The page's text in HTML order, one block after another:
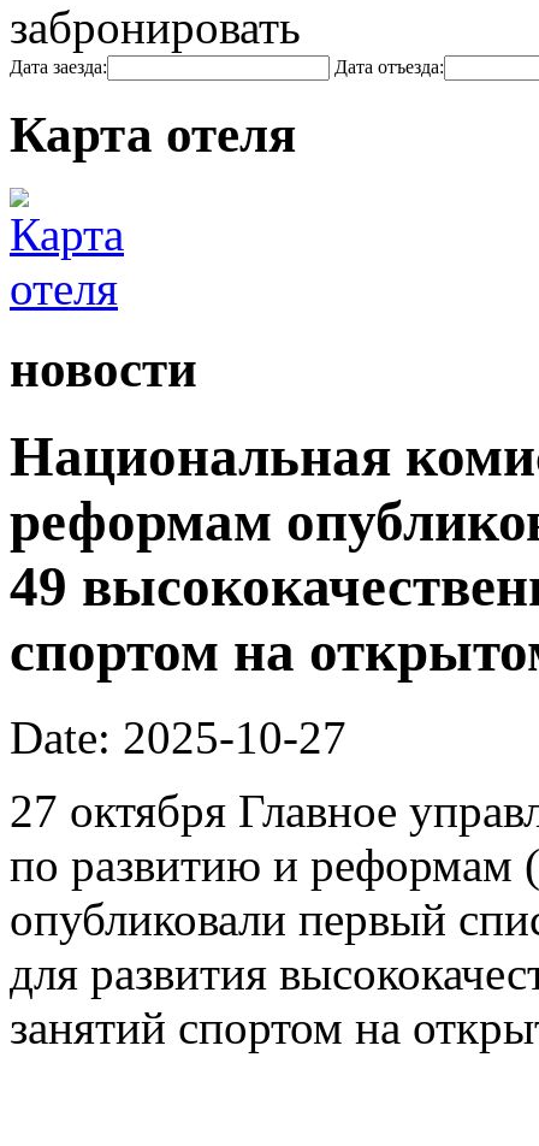
забронировать
Дата заезда: Дата отъезда:
Карта отеля
новости
Национальная
реформам
49
спортом на
Date: 2025-10-27
27 октября Главное
по развитию и реформам
опубликовали первый
для развития
занятий спортом на